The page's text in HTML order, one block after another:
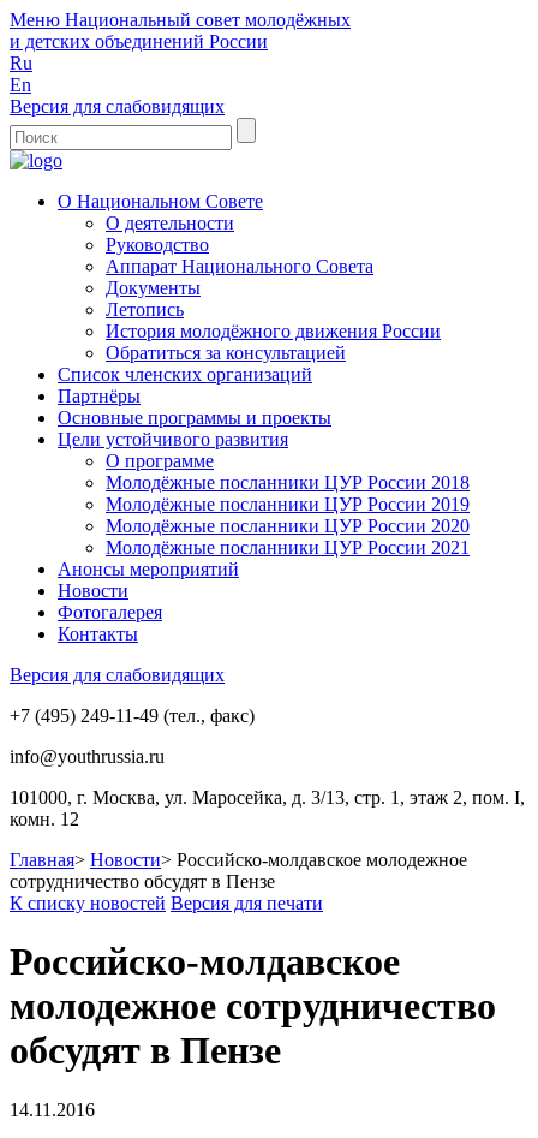
Меню Национальный совет молодёжных
и детских объединений России
Ru
En
Версия для слабовидящих
О Национальном Совете
О деятельности
Руководство
Аппарат Национального Совета
Документы
Летопись
История молодёжного движения России
Обратиться за консультацией
Список членских организаций
Партнёры
Основные программы и проекты
Цели устойчивого развития
О программе
Молодёжные посланники ЦУР России 2018
Молодёжные посланники ЦУР России 2019
Молодёжные посланники ЦУР России 2020
Молодёжные посланники ЦУР России 2021
Анонсы мероприятий
Новости
Фотогалерея
Контакты
Версия для слабовидящих
+7 (495) 249-11-49 (тел., факс)
info@youthrussia.ru
101000, г. Москва, ул. Маросейка, д. 3/13, стр. 1, этаж 2, пом. I,
комн. 12
Главная> Новости> Российско-молдавское молодежное
сотрудничество обсудят в Пензе
К списку новостей Версия для печати
Российско-молдавское
молодежное сотрудничество
обсудят в Пензе
14.11.2016